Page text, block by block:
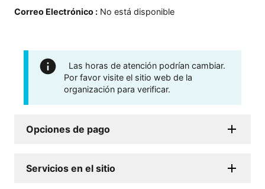
Correo Electrónico : No está disponible
Las horas de atención podrían cambiar.
Por favor visite el sitio web de la
organización para verificar.
Opciones de pago
Servicios en el sitio